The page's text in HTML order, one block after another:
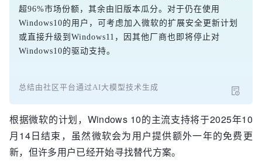
超96%市场份额，其余由旧版本瓜分。对于仍在使用
Windows10的用户，可考虑加入微软的扩展安全更新计划
或直接升级到Windows11，因其他厂商也即将停止对
Windows10的驱动支持。
总结由社区平台通过AI大模型技术生成
根据微软的计划，Windows 10的主流支持将于2025年10
月14日结束，虽然微软会为用户提供额外一年的免费更
新，但许多用户已经开始寻找替代方案。